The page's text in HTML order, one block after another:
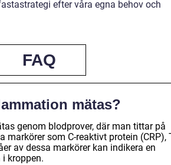
efter våra egna behov och
FAQ
mätas?
genom blodprover, där man tittar på
som C-reaktivt protein (CRP),
av dessa markörer kan indikera en
kroppen.